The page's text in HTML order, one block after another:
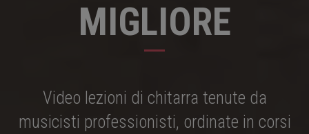
MIGLIORE
Video lezioni di chitarra tenute da
musicisti professionisti, ordinate in corsi